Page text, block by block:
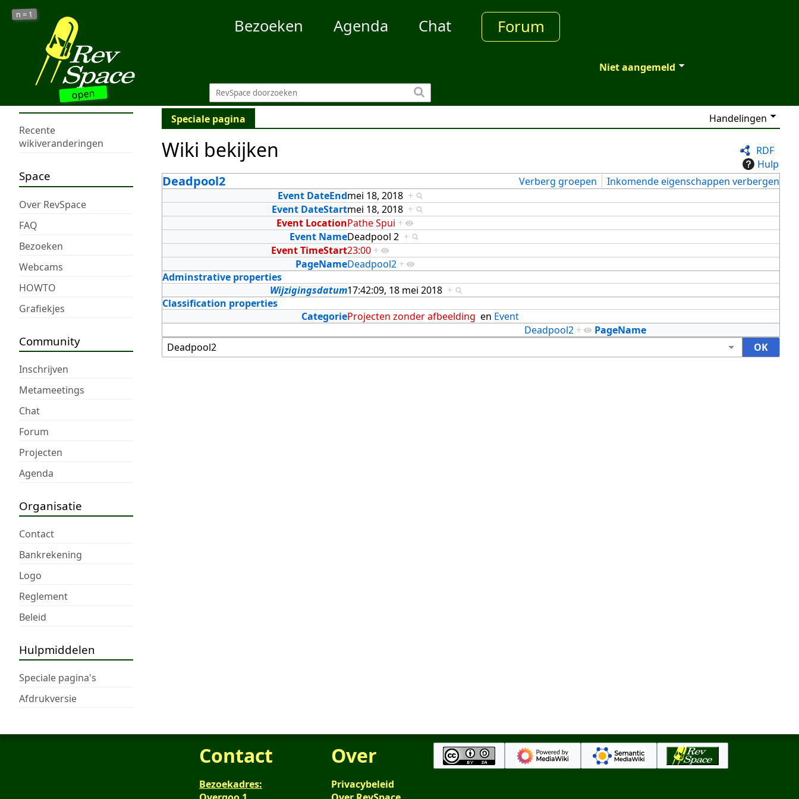
open
n = 1
Bezoeken Agenda Chat Forum
Niet aangemeld
Recente
wikiveranderingen
Space
Over RevSpace
FAQ
Bezoeken
Webcams
HOWTO
Grafiekjes
Community
Inschrijven
Metameetings
Chat
Forum
Projecten
Agenda
Organisatie
Contact
Bankrekening
Logo
Reglement
Beleid
Hulpmiddelen
Speciale pagina's
Afdrukversie
Speciale pagina Handelingen
RDF
Hulp
Wiki bekijken
Deadpool2 Verberg groepen
Inkomende eigenschappen verbergen
Event DateEndmei 18, 2018 +
Event DateStartmei 18, 2018 +
Event LocationPathe Spui +
Event NameDeadpool 2 +
Event TimeStart23:00 +
PageNameDeadpool2 +
Adminstrative properties
Wijzigingsdatum17:42:09, 18 mei 2018 +
Classification properties
CategorieProjecten zonder afbeelding en Event
PageName
Deadpool2 +
Contact
Bezoekadres:
Over
Privacybeleid